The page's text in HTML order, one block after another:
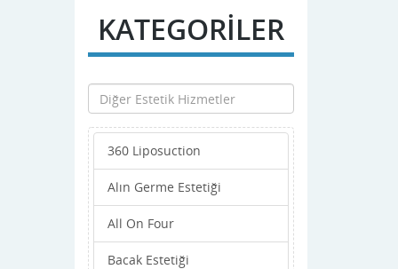
KATEGORİLER
360 Liposuction
Alın Germe Estetiği
All On Four
Bacak Estetiği